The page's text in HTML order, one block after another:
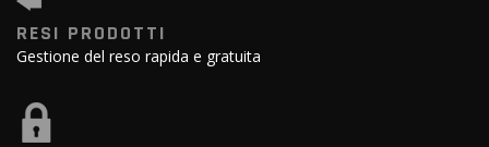
RESI PRODOTTI
Gestione del reso rapida e gratuita